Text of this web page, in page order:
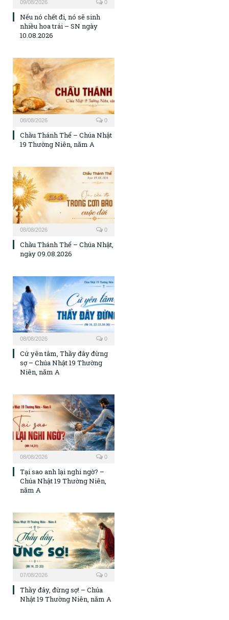
09/08/2026 0
Nếu nó chết đi, nó sẽ sinh
nhiều hoa trái – SN ngày
10.08.2026
08/08/2026 0
Chầu Thánh Thể – Chúa Nhật
19 Thường Niên, năm A
08/08/2026 0
Chầu Thánh Thể – Chúa Nhật,
ngày 09.08.2026
08/08/2026 0
Cứ yên tâm, Thầy đây đừng
sợ – Chúa Nhật 19 Thường
Niên, năm A
08/08/2026 0
Tại sao anh lại nghi ngờ? –
Chúa Nhật 19 Thường Niên,
năm A
07/08/2026 0
Thầy đây, đừng sợ! – Chúa
Nhật 19 Thường Niên, năm A